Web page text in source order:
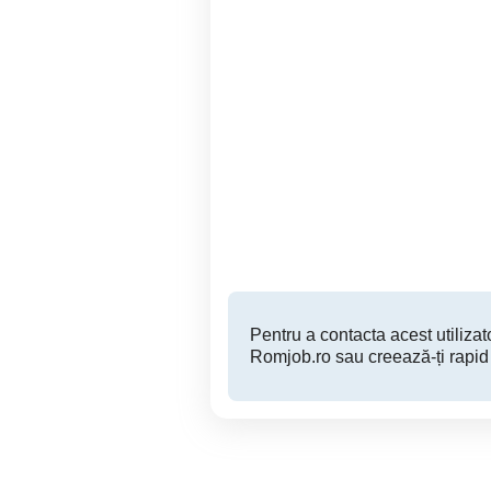
Pentru a contacta acest
Romjob.ro sau creează-ți